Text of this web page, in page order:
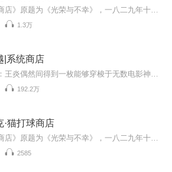
1.3万
|系统商店
192.2万
·猫打球商店
2585